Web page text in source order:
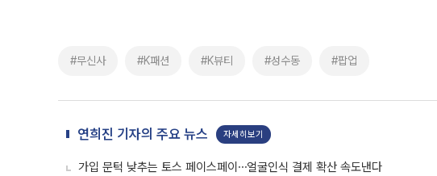
#무신사 #K패션 #K뷰티 #성수동 #팝업
연희진 기자의 주요 뉴스 자세히보기
가입 문턱 낮추는 토스 페이스페이⋯얼굴인식 결제 확산 속도낸다